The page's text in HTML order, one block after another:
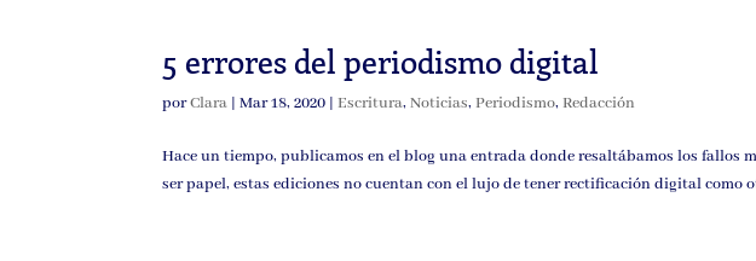
5 errores del periodismo digital
porClara |Mar 18, 2020 |Escritura,Noticias,Periodismo,Redacción
Hace un tiempo, publicamos en el blog una entrada donde resaltábamos los fallos
ser papel, estas ediciones no cuentan con el lujo de tener rectificación digital como